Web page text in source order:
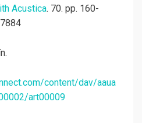
Acustica. 70. pp. 160-
content/dav/aaua
art00009